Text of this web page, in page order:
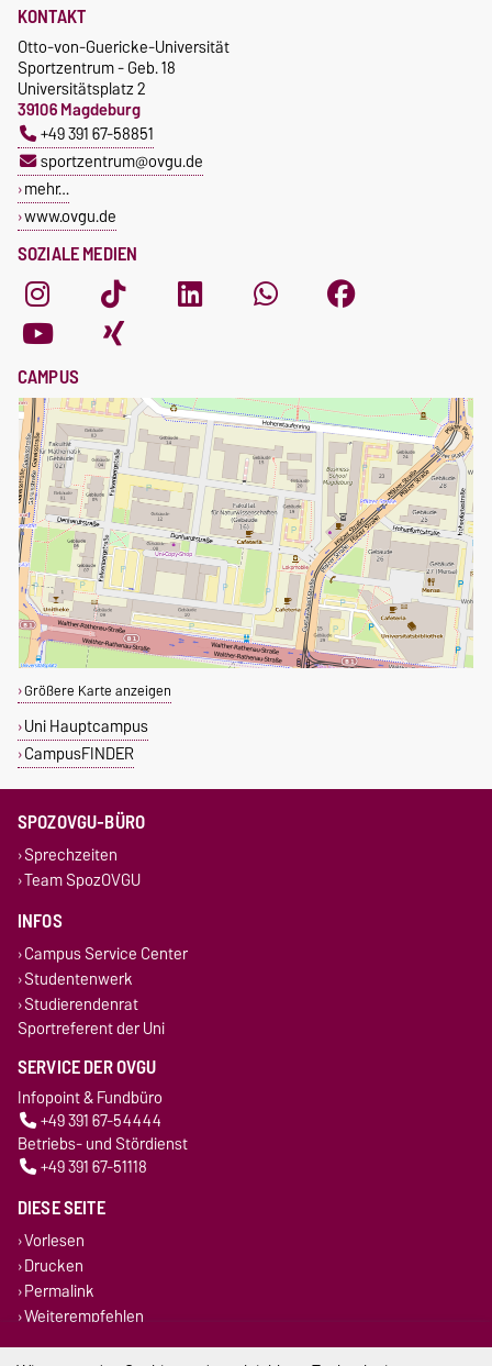
SOZIALE MEDIEN
KONTAKT
Otto-von-Guericke-Universität
Sportzentrum - Geb. 18
Universitätsplatz 2
39106 Magdeburg
+49 391 67-58851
sportzentrum@ovgu.de
mehr…
www.ovgu.de
CAMPUS
Größere Karte anzeigen
Uni Hauptcampus
CampusFINDER
SPOZOVGU-BÜRO
Sprechzeiten
Team SpozOVGU
INFOS
Campus Service Center
Studentenwerk
Studierendenrat
Sportreferent der Uni
SERVICE DER OVGU
Infopoint & Fundbüro
+49 391 67-54444
Betriebs- und Stördienst
+49 391 67-51118
DIESE SEITE
Vorlesen
Drucken
Permalink
Weiterempfehlen